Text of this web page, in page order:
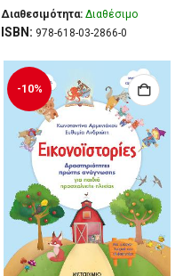
was:
€5.50.
τιμή
είναι:
€4.95.
Διαθεσιμότητα: Διαθέσιμο
ISBN: 978-618-03-2866-0
-10%